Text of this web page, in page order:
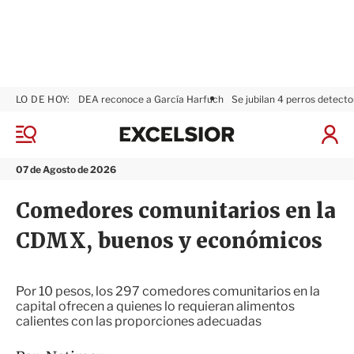
M
n
07 de Agosto de 2026
LO DE HOY: DEA reconoce a García Harfuch Se jubilan 4 perros
I
a
x
i
r
Comedores comunitarios en la
CDMX, buenos y económicos
Por 10 pesos, los 297 comedores comunitarios en la
capital ofrecen a quienes lo requieran alimentos
calientes con las proporciones adecuadas